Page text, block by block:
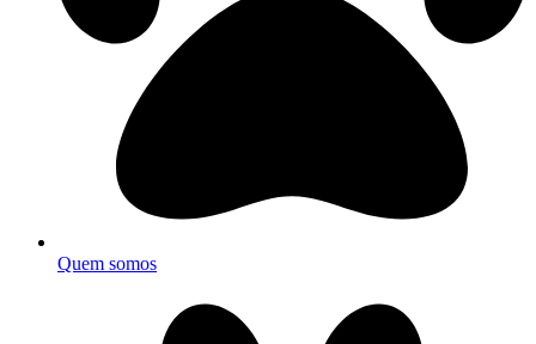
Quem somos